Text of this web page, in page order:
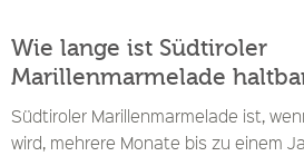
Wie lange ist Südtiroler
Marillenmarmelade
Südtiroler Marillenmarmelade ist,
wird, mehrere Monate bis zu einem